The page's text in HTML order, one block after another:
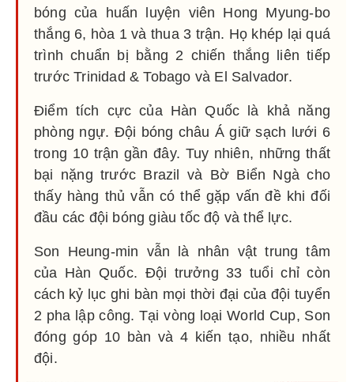
bóng của huấn luyện viên Hong Myung-bo
thắng 6, hòa 1 và thua 3 trận. Họ khép lại quá
trình chuẩn bị bằng 2 chiến thắng liên tiếp
trước Trinidad & Tobago và El Salvador.
Điểm tích cực của Hàn Quốc là khả năng
phòng ngự. Đội bóng châu Á giữ sạch lưới 6
trong 10 trận gần đây. Tuy nhiên, những thất
bại nặng trước Brazil và Bờ Biển Ngà cho
thấy hàng thủ vẫn có thể gặp vấn đề khi đối
đầu các đội bóng giàu tốc độ và thể lực.
Son Heung-min vẫn là nhân vật trung tâm
của Hàn Quốc. Đội trưởng 33 tuổi chỉ còn
cách kỷ lục ghi bàn mọi thời đại của đội tuyển
2 pha lập công. Tại vòng loại World Cup, Son
đóng góp 10 bàn và 4 kiến tạo, nhiều nhất
đội.